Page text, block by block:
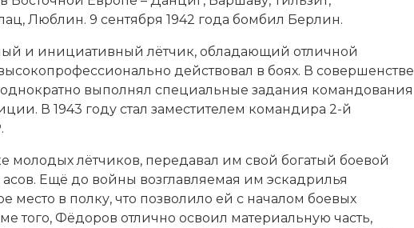
Люблин. 9 сентября 1942 года бомбил Берлин.
и инициативный лётчик, обладающий отличной
действовал в боях. В совершенстве
выполнял специальные задания командования
В 1943 году стал заместителем командира 2-й
молодых лётчиков, передавал им свой богатый боевой
Ещё до войны возглавляемая им эскадрилья
место в полку, что позволило ей с началом боевых
того, Фёдоров отлично освоил материальную часть,